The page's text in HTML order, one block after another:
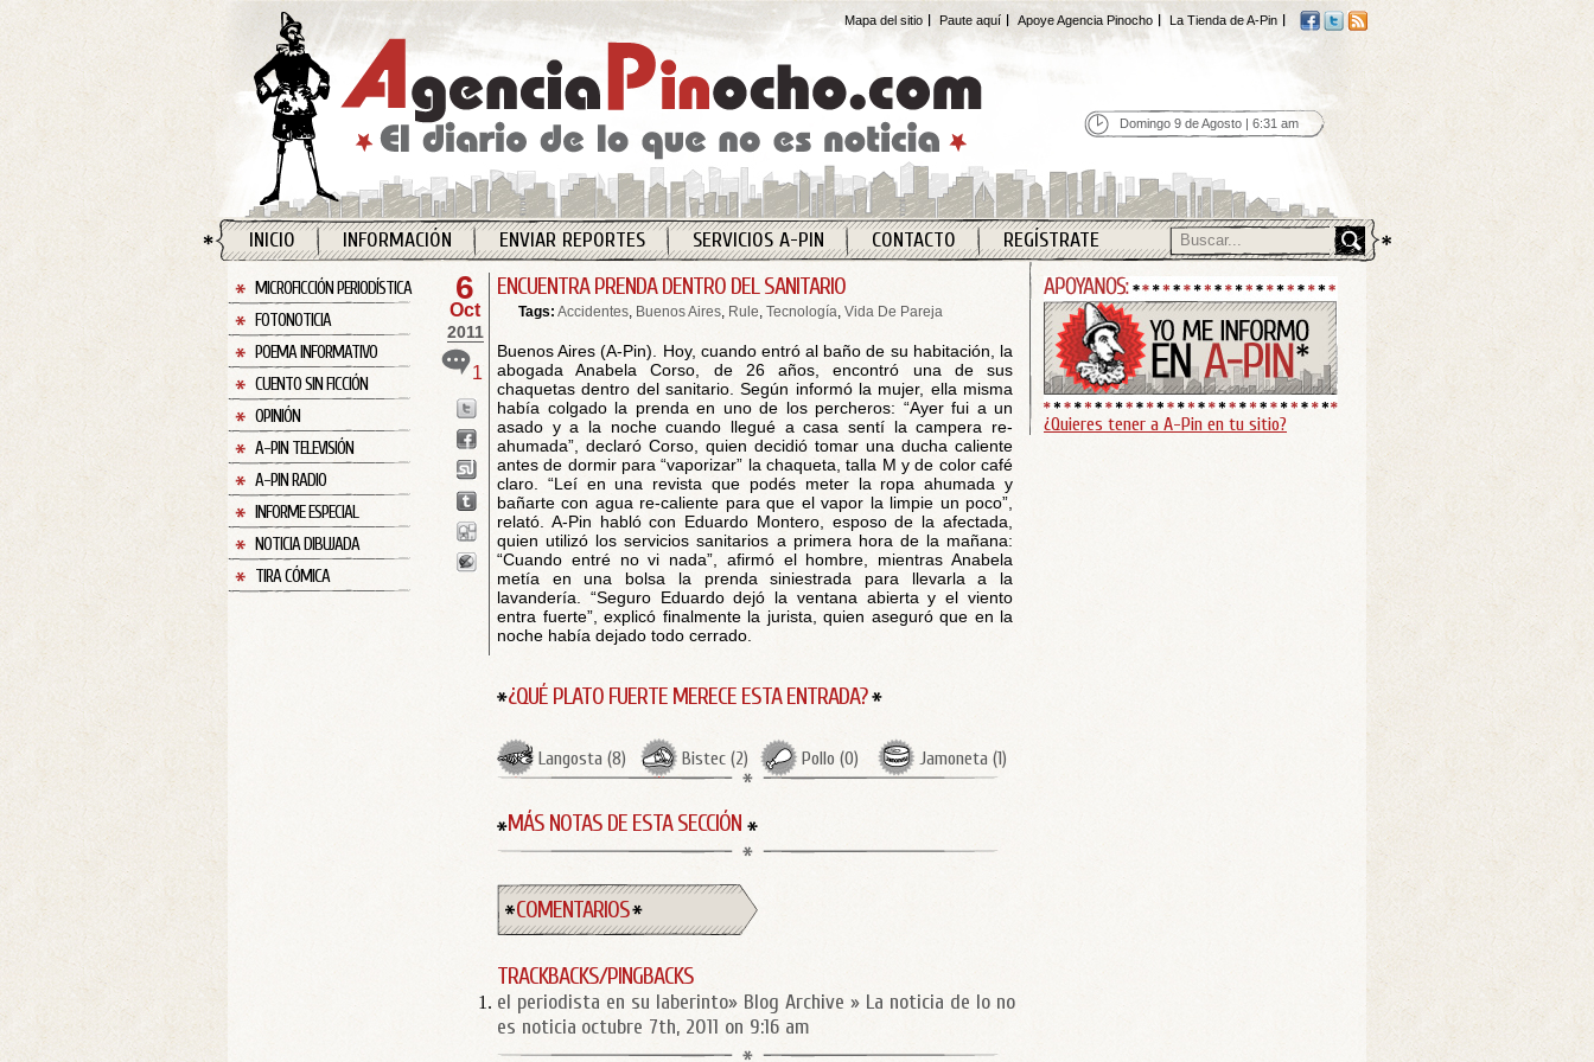
Mapa del sitio Paute aquí Apoye Agencia Pinocho La Tienda de A-Pin
Domingo 9 de Agosto | 6:31 am
INICIO INFORMACIÓN ENVIAR REPORTES SERVICIOS A-PIN CONTACTO REGÍSTRATE
MICROFICCIÓN PERIODÍSTICA
FOTONOTICIA
POEMA INFORMATIVO
CUENTO SIN FICCIÓN
OPINIÓN
A-PIN TELEVISIÓN
A-PIN RADIO
INFORME ESPECIAL
NOTICIA DIBUJADA
TIRA CÓMICA
6
Oct
2011
1
ENCUENTRA PRENDA DENTRO DEL SANITARIO
Tags: Accidentes, Buenos Aires, Rule, Tecnología, Vida De Pareja
Buenos Aires (A-Pin). Hoy, cuando entró al baño de su habitación, la
abogada Anabela Corso, de 26 años, encontró una de sus
chaquetas dentro del sanitario. Según informó la mujer, ella misma
había colgado la prenda en uno de los percheros: “Ayer fui a un
asado y a la noche cuando llegué a casa sentí la campera re-
ahumada”, declaró Corso, quien decidió tomar una ducha caliente
antes de dormir para “vaporizar” la chaqueta, talla M y de color café
claro. “Leí en una revista que podés meter la ropa ahumada y
bañarte con agua re-caliente para que el vapor la limpie un poco”,
relató. A-Pin habló con Eduardo Montero, esposo de la afectada,
quien utilizó los servicios sanitarios a primera hora de la mañana:
“Cuando entré no vi nada”, afirmó el hombre, mientras Anabela
metía en una bolsa la prenda siniestrada para llevarla a la
lavandería. “Seguro Eduardo dejó la ventana abierta y el viento
entra fuerte”, explicó finalmente la jurista, quien aseguró que en la
noche había dejado todo cerrado.
¿QUÉ PLATO FUERTE MERECE ESTA ENTRADA?
Langosta (8) Bistec (2) Pollo (0) Jamoneta (1)
MÁS NOTAS DE ESTA SECCIÓN
COMENTARIOS
TRACKBACKS/PINGBACKS
el periodista en su laberinto» Blog Archive » La noticia de lo no
es noticia octubre 7th, 2011 on 9:16 am
¿Quieres tener a A-Pin en tu sitio?